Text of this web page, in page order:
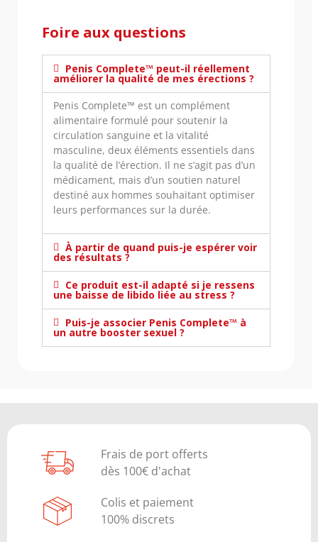
Foire aux questions
Penis Complete™ peut-il réellement
améliorer la qualité de mes érections ?
Penis Complete™ est un complément
alimentaire formulé pour soutenir la
circulation sanguine et la vitalité
masculine, deux éléments essentiels dans
la qualité de l’érection. Il ne s’agit pas d’un
médicament, mais d’un soutien naturel
destiné aux hommes souhaitant optimiser
leurs performances sur la durée.
À partir de quand puis-je espérer voir
des résultats ?
Ce produit est-il adapté si je ressens
une baisse de libido liée au stress ?
Puis-je associer Penis Complete™ à
un autre booster sexuel ?
Frais de port offerts
dès 100€ d'achat
Colis et paiement
100% discrets